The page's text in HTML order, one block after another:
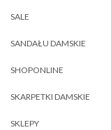
SALE
SANDAŁU DAMSKIE
SHOPONLINE
SKARPETKI DAMSKIE
SKLEPY